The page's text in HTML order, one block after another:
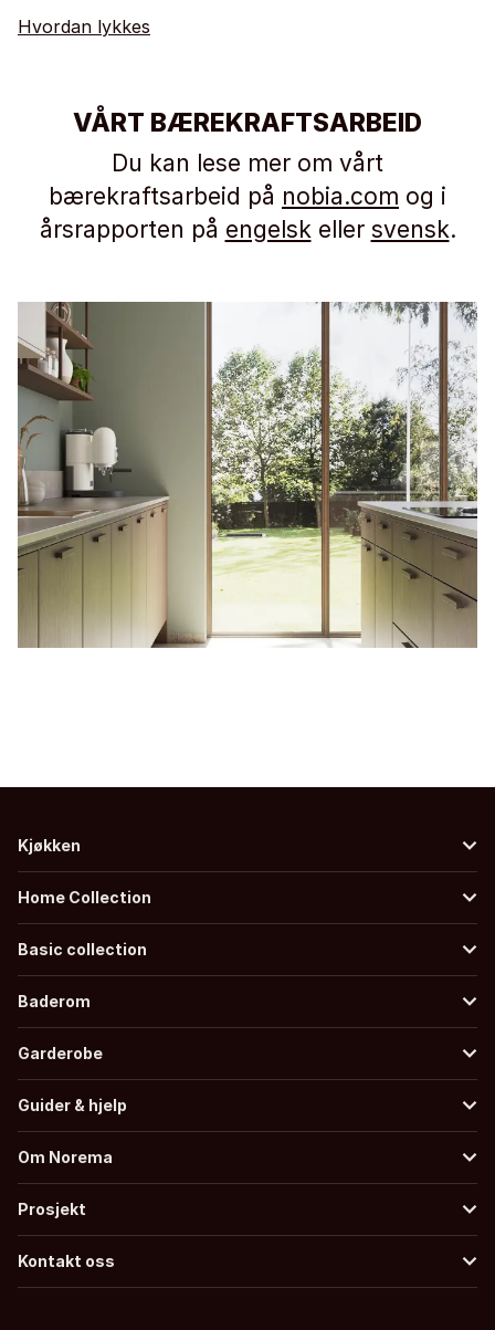
Hvordan lykkes
VÅRT BÆREKRAFTSARBEID
Du kan lese mer om vårt
bærekraftsarbeid på nobia.com og i
årsrapporten på engelskeller svensk.
Kjøkken
Home Collection
Basic collection
Baderom
Garderobe
Guider & hjelp
Om Norema
Prosjekt
Kontakt oss